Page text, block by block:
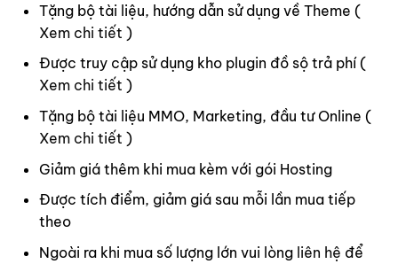
Tặng bộ tài liệu, hướng dẫn sử dụng về Theme (
Xem chi tiết )
Được truy cập sử dụng kho plugin đồ sộ trả phí (
Xem chi tiết )
Tặng bộ tài liệu MMO, Marketing, đầu tư Online (
Xem chi tiết )
Giảm giá thêm khi mua kèm với gói Hosting
Được tích điểm, giảm giá sau mỗi lần mua tiếp
theo
Ngoài ra khi mua số lượng lớn vui lòng liên hệ để